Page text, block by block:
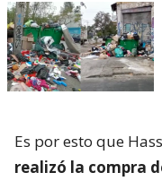
Es por esto que
realizó la compra